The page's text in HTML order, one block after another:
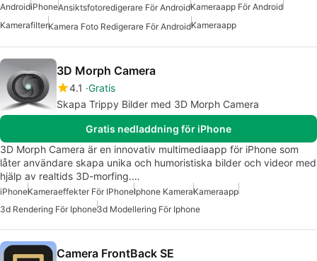
AndroidiPhoneAnsiktsfotoredigerare För AndroidKameraapp För Android
KamerafilterKamera Foto Redigerare För AndroidKameraapp
3D Morph Camera
4.1 Gratis
Skapa Trippy Bilder med 3D Morph Camera
Gratis nedladdning för iPhone
3D Morph Camera är en innovativ multimediaapp för iPhone som
låter användare skapa unika och humoristiska bilder och videor med
hjälp av realtids 3D-morfing.…
iPhoneKameraeffekter För IPhoneIphone KameraKameraapp
3d Rendering För Iphone3d Modellering För Iphone
Camera FrontBack SE